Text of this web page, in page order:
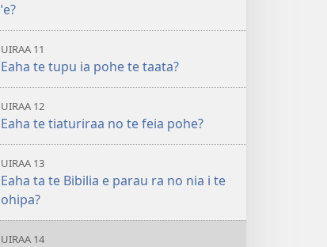
ˈe?
UIRAA 11
Eaha te tupu ia pohe te taata?
UIRAA 12
Eaha te tiaturiraa no te feia pohe?
UIRAA 13
Eaha ta te Bibilia e parau ra no nia i te
ohipa?
UIRAA 14